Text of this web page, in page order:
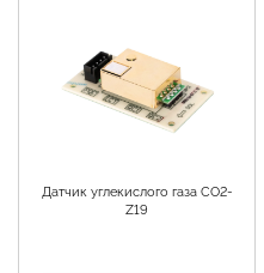
Датчик углекислого газа CO2-
Z19